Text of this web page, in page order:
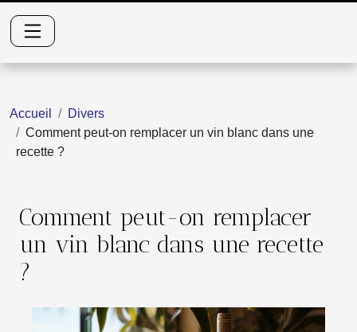
Accueil
Divers
Comment peut-on remplacer un vin blanc dans une
recette ?
Comment peut-on remplacer
un vin blanc dans une recette
?